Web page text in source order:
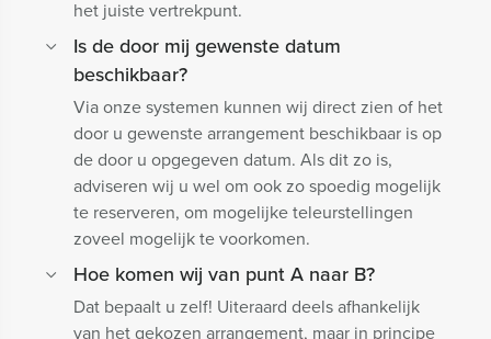
het juiste vertrekpunt.
Is de door mij gewenste datum
beschikbaar?
Via onze systemen kunnen wij direct zien of het
door u gewenste arrangement beschikbaar is op
de door u opgegeven datum. Als dit zo is,
adviseren wij u wel om ook zo spoedig mogelijk
te reserveren, om mogelijke teleurstellingen
zoveel mogelijk te voorkomen.
Hoe komen wij van punt A naar B?
Dat bepaalt u zelf! Uiteraard deels afhankelijk
van het gekozen arrangement, maar in principe